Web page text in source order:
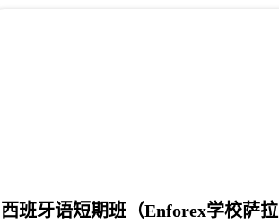
西班牙语短期班（Enforex学校萨拉